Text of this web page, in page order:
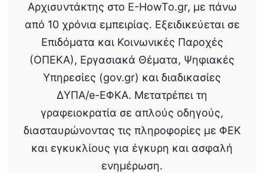
Αρχισυντάκτης στο E-HowTo.gr, με πάνω
από 10 χρόνια εμπειρίας. Εξειδικεύεται σε
Επιδόματα και Κοινωνικές Παροχές
(ΟΠΕΚΑ), Εργασιακά Θέματα, Ψηφιακές
Υπηρεσίες (gov.gr) και διαδικασίες
ΔΥΠΑ/e-ΕΦΚΑ. Μετατρέπει τη
γραφειοκρατία σε απλούς οδηγούς,
διασταυρώνοντας τις πληροφορίες με ΦΕΚ
και εγκυκλίους για έγκυρη και ασφαλή
ενημέρωση.